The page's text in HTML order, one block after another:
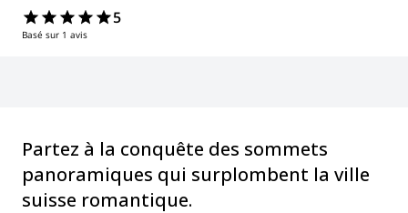
5
Basé sur 1 avis
Partez à la conquête des sommets
panoramiques qui surplombent la ville
suisse romantique.